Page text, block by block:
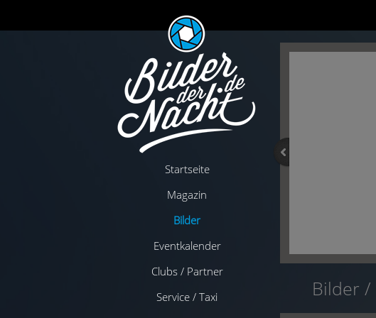
Startseite
Magazin
Bilder
Eventkalender
Clubs / Partner
Service / Taxi
Bilder /